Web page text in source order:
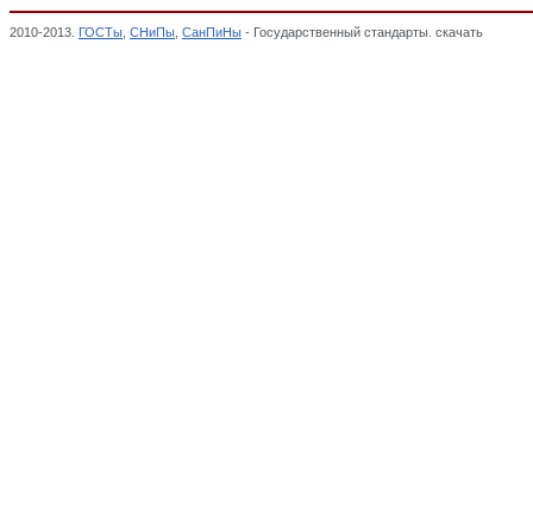
2010-2013. ГОСТы СНиПы СанПиНы - Государственный стандарты. скачать